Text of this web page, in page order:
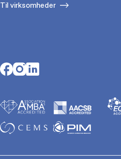
Til virksomheder
Opens in a new tab
Opens in a new tab
Opens in a new tab